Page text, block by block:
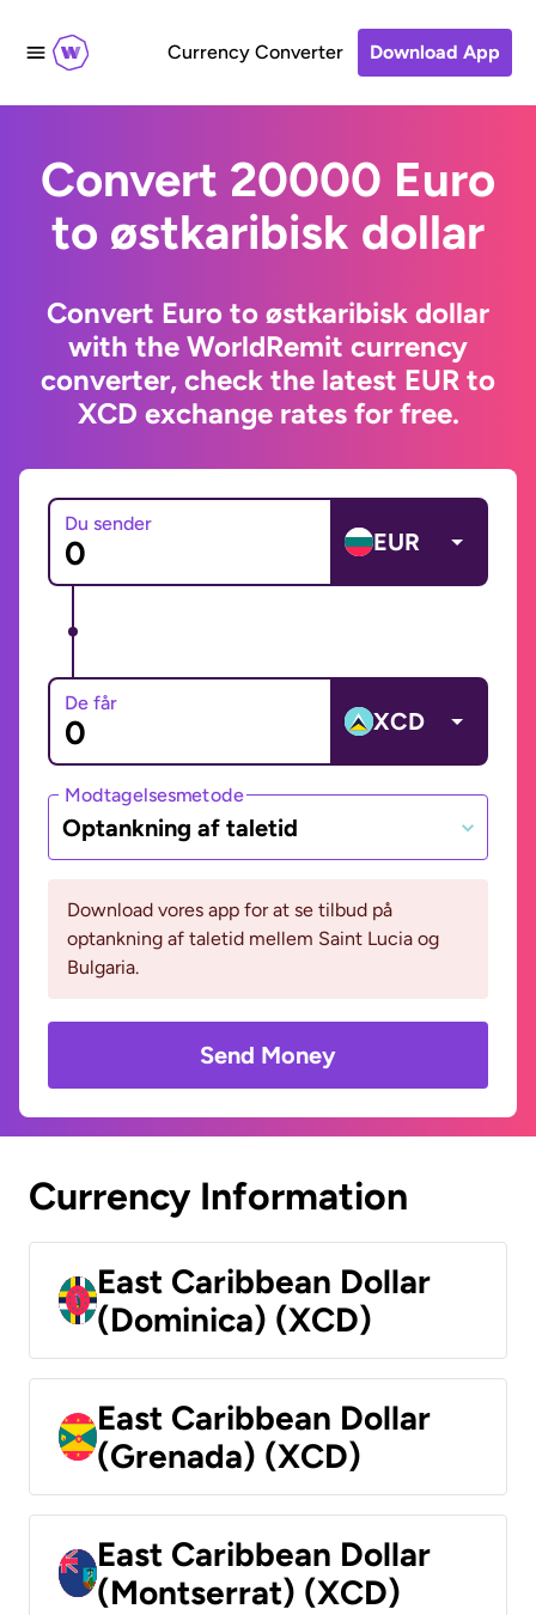
Currency Converter Download App
Convert 20000 Euro
to østkaribisk dollar
Convert Euro to østkaribisk dollar
with the WorldRemit currency
converter, check the latest EUR to
XCD exchange rates for free.
Du sender
EUR
De får
XCD
Modtagelsesmetode
Optankning af taletid
Download vores app for at se tilbud på
optankning af taletid mellem Saint Lucia og
Bulgaria.
Send Money
Currency Information
East Caribbean Dollar
(Dominica) (XCD)
East Caribbean Dollar
(Grenada) (XCD)
East Caribbean Dollar
(Montserrat) (XCD)